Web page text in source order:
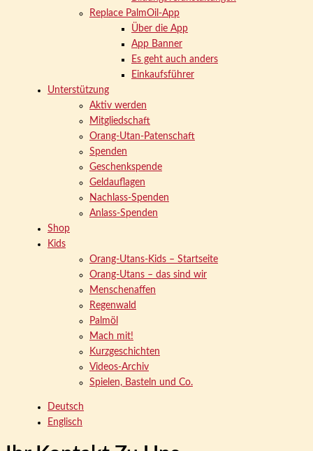
Replace PalmOil-App
Über die App
App Banner
Es geht auch anders
Einkaufsführer
Unterstützung
Aktiv werden
Mitgliedschaft
Orang-Utan-Patenschaft
Spenden
Geschenkspende
Geldauflagen
Nachlass-Spenden
Anlass-Spenden
Shop
Kids
Orang-Utans-Kids – Startseite
Orang-Utans – das sind wir
Menschenaffen
Regenwald
Palmöl
Mach mit!
Kurzgeschichten
Videos-Archiv
Spielen, Basteln und Co.
Deutsch
Englisch